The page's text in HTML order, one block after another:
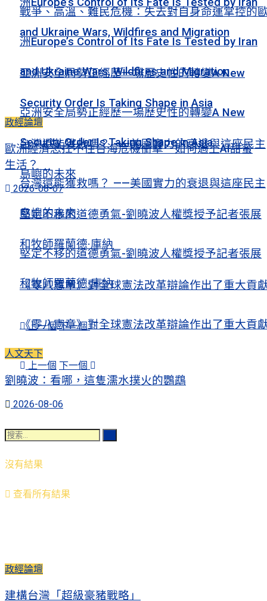
and Ukraine Wars, Wildfires and Migration
亞洲安全局勢正經歷一場歷史性的轉變A New
Security Order Is Taking Shape in Asia
台灣還能獲救嗎？ ——美國實力的衰退與這座民主
島嶼的未來
堅定不移的道德勇氣-劉曉波人權獎授予記者張展
和牧師羅蘭德·庫納
《零八憲章》對全球憲法改革辯論作出了重大貢
上一個 下一個
戰爭、高溫、難民危機：失去對自身命運掌控的
洲Europe’s Control of Its Fate Is Tested by Iran
and Ukraine Wars, Wildfires and Migration
亞洲安全局勢正經歷一場歷史性的轉變A New
Security Order Is Taking Shape in Asia
台灣還能獲救嗎？ ——美國實力的衰退與這座民主
島嶼的未來
堅定不移的道德勇氣-劉曉波人權獎授予記者張展
和牧師羅蘭德·庫納
《零八憲章》對全球憲法改革辯論作出了重大貢
上一個 下一個
沒有結果
查看所有結果
政經論壇
歐洲經濟恐扛不住台海危機衝擊 如何過上AI甜蜜
生活？
2026-08-07
人文天下
劉曉波：看哪，這隻濡水撲火的鸚鵡
2026-08-06
政經論壇
建構台灣「超級豪豬戰略」